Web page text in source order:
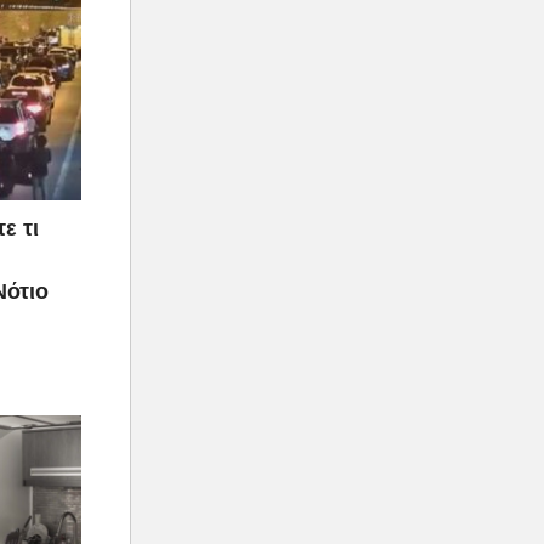
τι